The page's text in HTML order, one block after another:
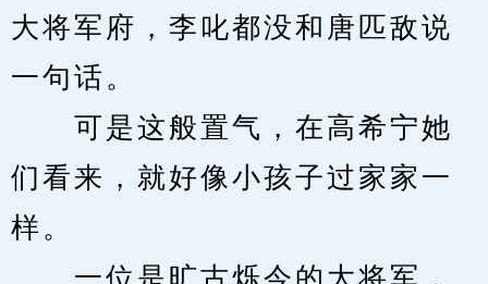
大将军府，李叱都没和唐匹敌说
一句话。
可是这般置气，在高希宁她
们看来，就好像小孩子过家家一
样。